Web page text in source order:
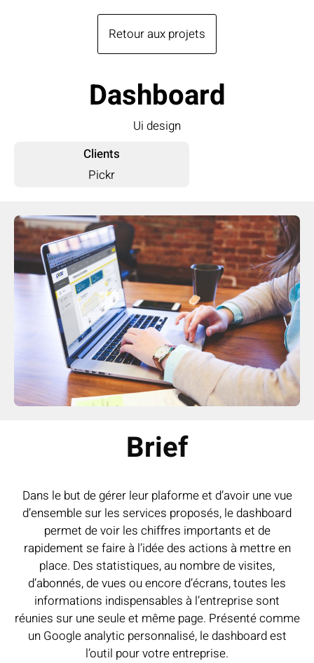
Retour aux projets
Dashboard
Ui design
Clients
Pickr
Brief
Dans le but de gérer leur plaforme et d’avoir une vue
d’ensemble sur les services proposés, le dashboard
permet de voir les chiffres importants et de
rapidement se faire à l’idée des actions à mettre en
place. Des statistiques, au nombre de visites,
d’abonnés, de vues ou encore d’écrans, toutes les
informations indispensables à l’entreprise sont
réunies sur une seule et même page. Présenté comme
un Google analytic personnalisé, le dashboard est
l’outil pour votre entreprise.